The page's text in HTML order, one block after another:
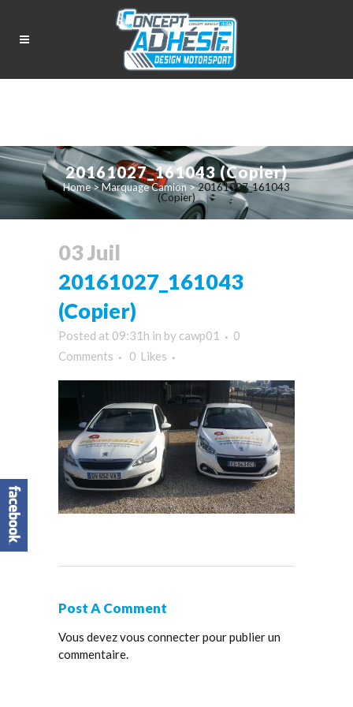
20161027_161043 (Copier)
Home>Marquage Camion>20161027_161043
(Copier)
03 Juil
20161027_161043
(Copier)
Posted at 09:31h in by cawp01
0
Comments
0 Likes
Post A Comment
Vous devezvous connecterpour publier un
commentaire.